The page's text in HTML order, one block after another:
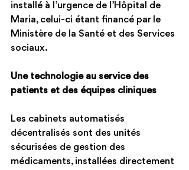
installé à l’urgence de l’Hôpital de
Maria, celui-ci étant financé par le
Ministère de la Santé et des Services
sociaux.
Une technologie au service des
patients et des équipes cliniques
Les cabinets automatisés
décentralisés sont des unités
sécurisées de gestion des
médicaments, installées directement